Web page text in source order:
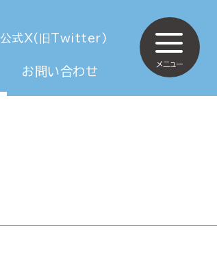
公式X(旧Twitter)
お問い合わせ
メニュー